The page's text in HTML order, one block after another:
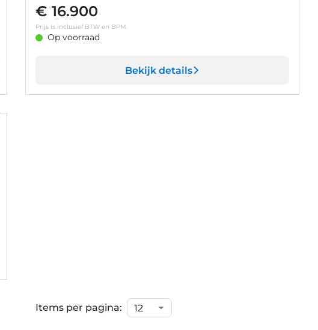
€ 16.900
Prijs is inclusief BTW en BPM.
Op voorraad
Bekijk details
Items per pagina: